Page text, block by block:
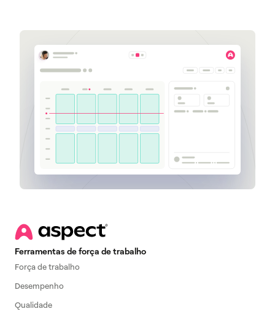
Ferramentas de força de trabalho
Força de trabalho
Desempenho
Qualidade